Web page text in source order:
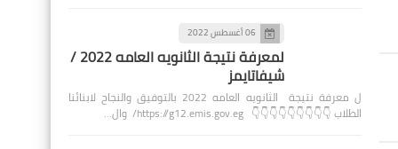
06 أغسطس 2022
لمعرفة نتيجة الثانويه العامه 2022 /
شيفاتايمز
ل معرفة نتيجة الثانويه العامه 2022 بالتوفيق والنجاح لابنائنا
الطلاب 👇👇👇👇👇👇👇👇👇 https://g12.emis.gov.eg/ وال…